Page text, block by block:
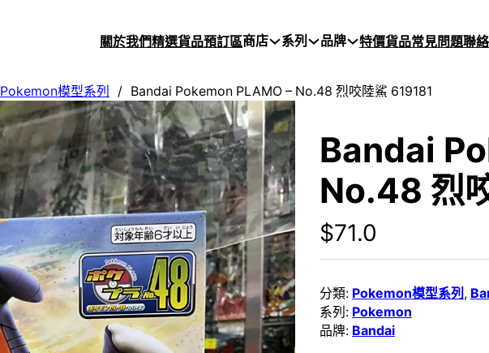
關於我們精選貨品預訂區商店 系列 品牌 特價貨品常見問題聯
Pokemon模型系列 / Bandai Pokemon PLAMO – No.48 烈咬陸鯊 619181
Bandai
No.48 烈
$71.0
分類: Pokemon模型系列 ,
系列: Pokemon
品牌: Bandai